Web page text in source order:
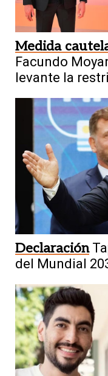
Medida
Facundo
levante la
Declaración
del Mundial